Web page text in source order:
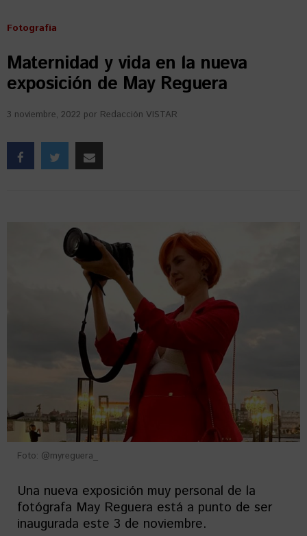
Fotografía
Maternidad y vida en la nueva
exposición de May Reguera
3 noviembre, 2022 por Redacción VISTAR
Foto: @myreguera_
Una nueva exposición muy personal de la
fotógrafa May Reguera está a punto de ser
inaugurada este 3 de noviembre.